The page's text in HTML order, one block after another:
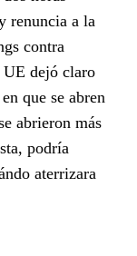
renuncia a la
contra
dejó claro
que se abren
abrieron más
podría
aterrizara